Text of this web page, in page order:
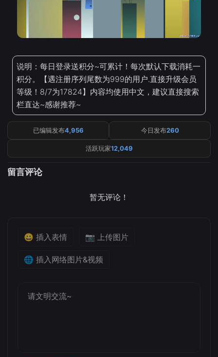
说明：每日登录送积分~可累计！每次默认下载消耗一
积分。【遇注册序列尾数为999的用户.直接升级会员
等级！8/7为17824】内容均使用中文，建议直接搜索
栏直达~感谢推荐~
已编辑发布4,956 今日发布260
活跃玩家12,049
留言评论
暂无评论！
😀 插入表情 📷 上传图片
🌐 插入网络图片&视频